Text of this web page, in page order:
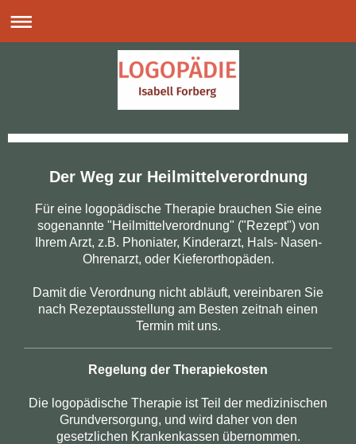
Der Weg zur Heilmittelverordnung
Für eine logopädische Therapie brauchen Sie eine
sogenannte "Heilmittelverordnung" ("Rezept") von
Ihrem Arzt, z.B. Phoniater, Kinderarzt, Hals- Nasen-
Ohrenarzt, oder Kieferorthopäden.
Damit die Verordnung nicht abläuft, vereinbaren Sie
nach Rezeptausstellung am Besten zeitnah einen
Termin mit uns.
Regelung der Therapiekosten
Die logopädische Therapie ist Teil der medizinischen
Grundversorgung, und wird daher von den
gesetzlichen Krankenkassen übernommen.